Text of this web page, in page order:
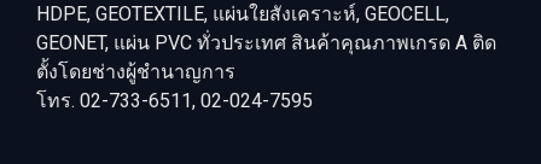
HDPE, GEOTEXTILE, แผ่นใยสังเคราะห์, GEOCELL,
GEONET, แผ่น PVC ทั่วประเทศ สินค้าคุณภาพเกรด A ติด
ตั้งโดยช่างผู้ชำนาญการ
โทร. 02-733-6511, 02-024-7595